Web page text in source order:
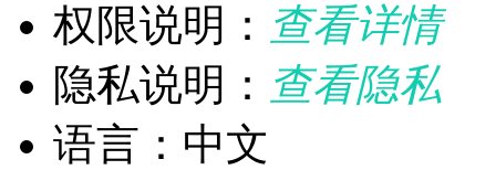
权限说明： 查看详情
隐私说明： 查看隐私
语言：中文